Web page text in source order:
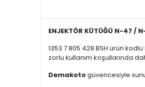
ENJEKTÖR KÜTÜĞÜ N-47 /
1353 7 805 428 BSH ürün
zorlu kullanım koşullarında
Demakotogüvencesiyle